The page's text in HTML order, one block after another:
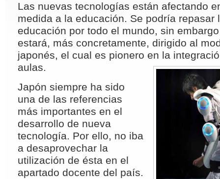
Las nuevas tecnologías están afectando
medida a la educación. Se podría repasar
educación por todo el mundo, sin
estará, más concretamente, dirigido al
japonés, el cual es pionero en la
aulas.
Japón siempre ha sido
una de las referencias
más importantes en el
desarrollo de nueva
tecnología. Por ello, no iba
a desaprovechar la
utilización de ésta en el
apartado docente del país.